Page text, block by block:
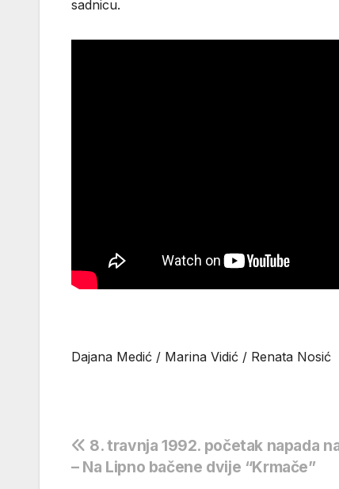
sadnicu.
Dajana Medić / Marina Vidić / Renata Nosić
Navigacija
8. travnja 1992. početak napada
– Na Lipno bačene dvije “Krmače”